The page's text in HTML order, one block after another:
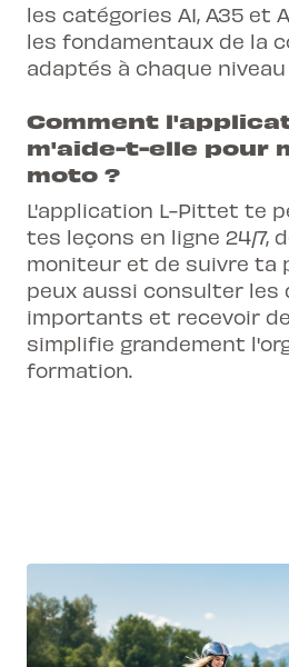
les catégories A1, A35 et
les fondamentaux de la
adaptés à chaque
Comment
m'aide-t-elle pour
moto ?
L'application L-Pittet te
tes leçons en ligne 24/7,
moniteur et de suivre ta
peux aussi consulter les
importants et recevoir
simplifie grandement
formation.